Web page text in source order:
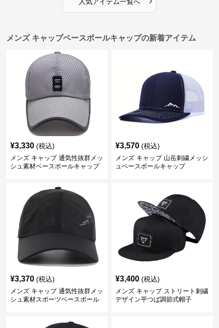
メンズ キャップベースボールキャップの新着アイテム
¥3,330 (税込)
メンズ キャップ 通気性抜群メッ
シュ素材ベースボールキャップ
¥3,570 (税込)
メンズ キャップ 山岳刺繍メッシ
ュベースボールキャップ
¥3,370 (税込)
メンズ キャップ 通気性抜群メッ
シュ素材スポーツベースボール
¥3,400 (税込)
メンズ キャップ ストリート刺繍
デザイン平つば調節式帽子